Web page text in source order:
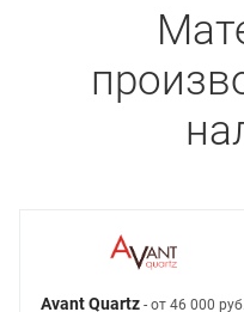
Avant Quartz - от 46 000 руб.